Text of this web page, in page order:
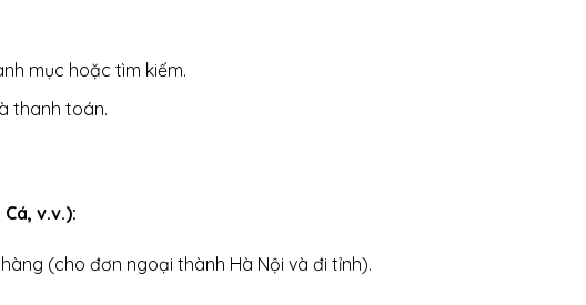
mục hoặc tìm kiếm.
thanh toán.
v.v.):
(cho đơn ngoại thành Hà Nội và đi tỉnh).